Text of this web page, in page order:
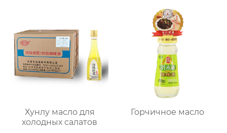
Хунлу масло для
холодных салатов
Горчичное масло